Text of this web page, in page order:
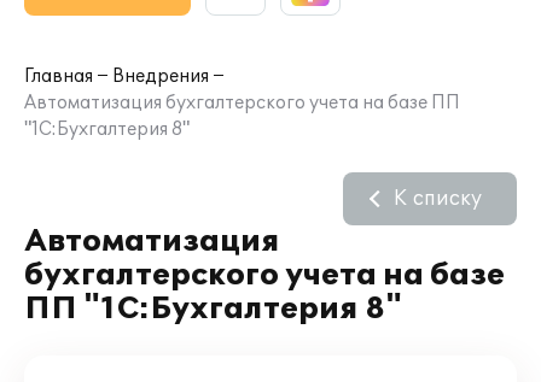
Главная
Внедрения
Автоматизация бухгалтерского учета на базе ПП
"1С:Бухгалтерия 8"
Автоматизация
бухгалтерского учета на базе
ПП "1С:Бухгалтерия 8"
К списку